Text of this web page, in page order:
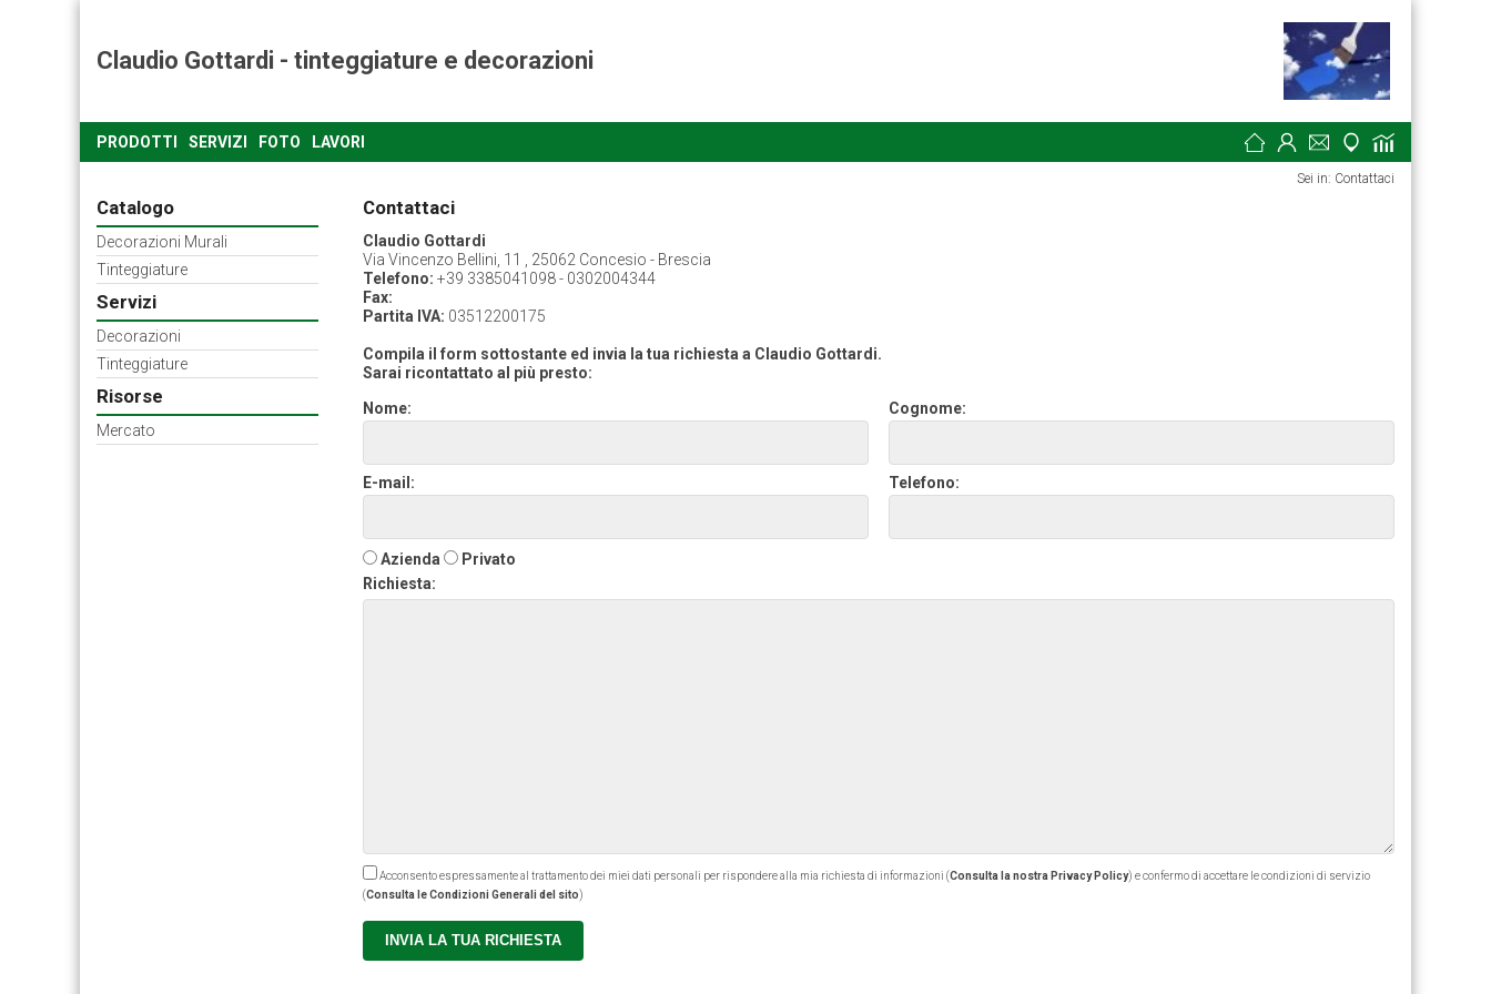
Claudio Gottardi - tinteggiature e decorazioni
PRODOTTI SERVIZI FOTO LAVORI
Catalogo
Decorazioni Murali
Tinteggiature
Servizi
Decorazioni
Tinteggiature
Risorse
Mercato
Sei in: Contattaci
Contattaci
Claudio Gottardi
Via Vincenzo Bellini, 11 , 25062 Concesio - Brescia
Telefono: +39 3385041098 - 0302004344
Fax:
Partita IVA: 03512200175
Compila il form sottostante ed invia la tua richiesta a Claudio Gottardi.
Sarai ricontattato al più presto:
Nome:
Cognome:
E-mail: Telefono:
Azienda
Privato
Richiesta:
Acconsento espressamente al trattamento dei miei dati personali per rispondere alla mia richiesta di informazioni (Consulta la nostra Privacy Policy) e confermo di accettare le condizioni di servizio
(Consulta le Condizioni Generali del sito)
INVIA LA TUA RICHIESTA